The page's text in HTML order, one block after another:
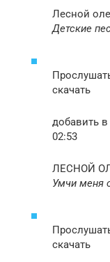
Лесной
Детские
скачать
добавить
02:53
ЛЕСНОЙ
Умчи меня
скачать